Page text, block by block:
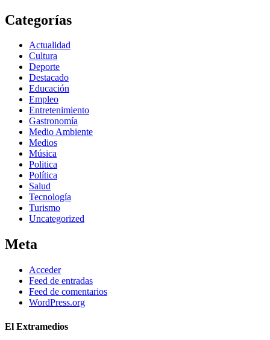
Categorías
Actualidad
Cultura
Deporte
Destacado
Educación
Empleo
Entretenimiento
Gastronomía
Medio Ambiente
Medios
Música
Politica
Política
Salud
Tecnología
Turismo
Uncategorized
Meta
Acceder
Feed de entradas
Feed de comentarios
WordPress.org
El Extramedios